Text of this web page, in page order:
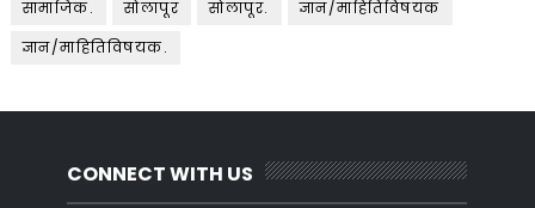
सामाजिक.
सोलापूर सोलापूर.
ज्ञान/माहितिविषयक
ज्ञान/माहितिविषयक.
CONNECT WITH US